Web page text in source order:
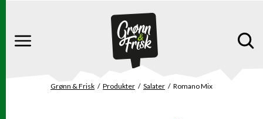
Du er her
Grønn & Frisk Produkter Salater Romano Mix